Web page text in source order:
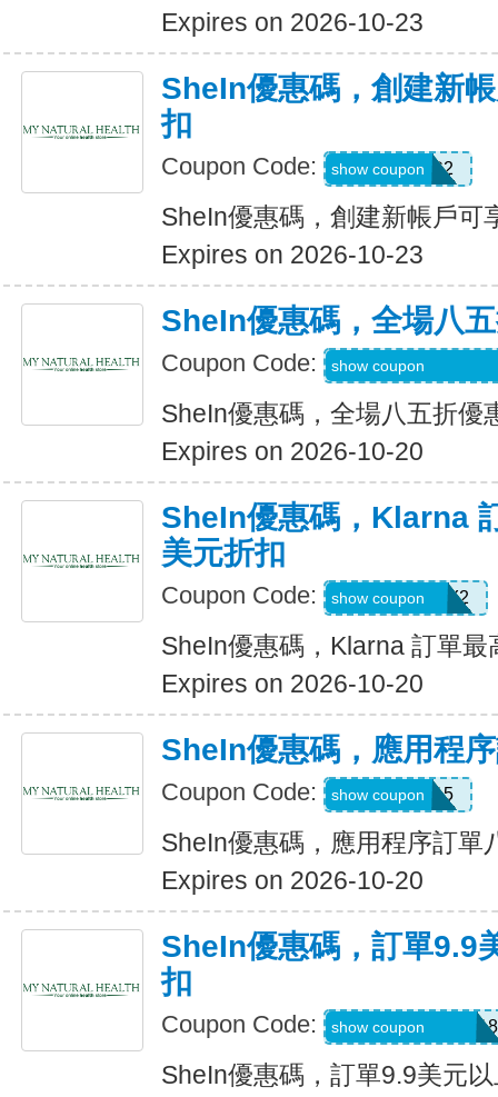
Expires on 2026-10-23
SheIn優惠碼，創建新
扣
Coupon Code: SWHC2
show coupon
SheIn優惠碼，創建新帳戶可
Expires on 2026-10-23
SheIn優惠碼，全場八
Coupon Code: show coupon
SheIn優惠碼，全場八五折優
Expires on 2026-10-20
SheIn優惠碼，Klarna
美元折扣
Coupon Code: KLARNAJULY2
show coupon
SheIn優惠碼，Klarna 訂單
Expires on 2026-10-20
SheIn優惠碼，應用程
Coupon Code: APP15
show coupon
SheIn優惠碼，應用程序訂單
Expires on 2026-10-20
SheIn優惠碼，訂單9.9
扣
Coupon Code: A6USquimimo7718
show coupon
SheIn優惠碼，訂單9.9美元